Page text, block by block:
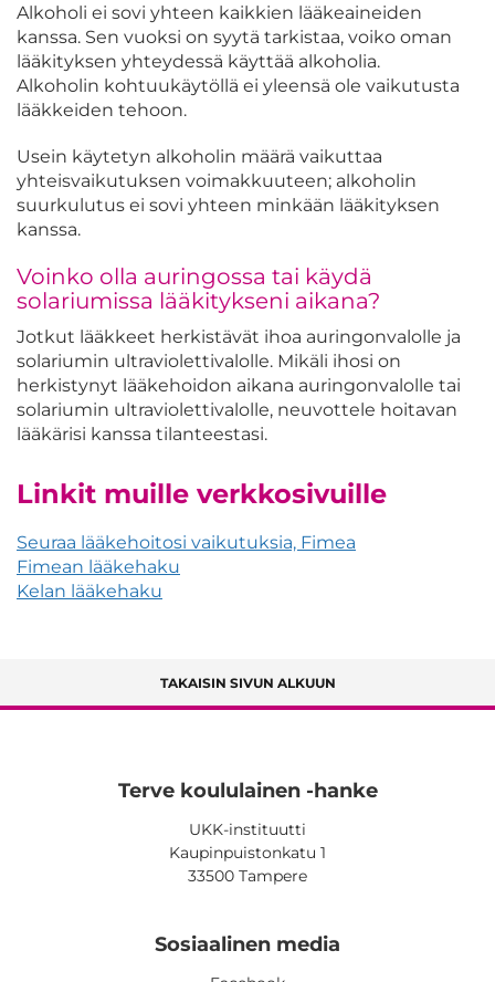
Alkoholi ei sovi yhteen kaikkien lääkeaineiden
kanssa. Sen vuoksi on syytä tarkistaa, voiko oman
lääkityksen yhteydessä käyttää alkoholia.
Alkoholin kohtuukäytöllä ei yleensä ole vaikutusta
lääkkeiden tehoon.
Usein käytetyn alkoholin määrä vaikuttaa
yhteisvaikutuksen voimakkuuteen; alkoholin
suurkulutus ei sovi yhteen minkään lääkityksen
kanssa.
Voinko olla auringossa tai käydä
solariumissa lääkitykseni aikana?
Jotkut lääkkeet herkistävät ihoa auringonvalolle ja
solariumin ultraviolettivalolle. Mikäli ihosi on
herkistynyt lääkehoidon aikana auringonvalolle tai
solariumin ultraviolettivalolle, neuvottele hoitavan
lääkärisi kanssa tilanteestasi.
Linkit muille verkkosivuille
Seuraa lääkehoitosi vaikutuksia, Fimea
Fimean lääkehaku
Kelan lääkehaku
TAKAISIN SIVUN ALKUUN
Terve koululainen -hanke
UKK-instituutti
Kaupinpuistonkatu 1
33500 Tampere
Sosiaalinen media